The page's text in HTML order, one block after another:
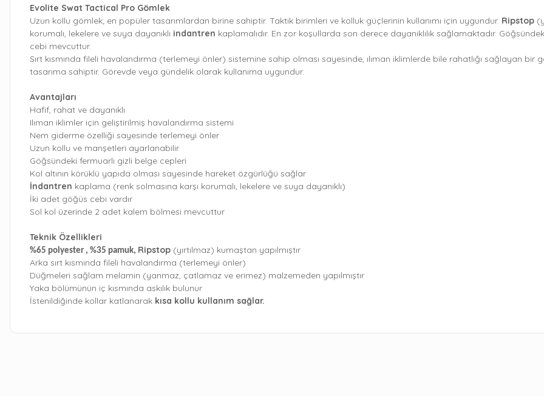
Evolite Swat Tactical Pro Gömlek
Uzun kollu gömlek; en popüler tasarımlardan birine sahiptir. Taktik birimleri ve kolluk güçlerinin kullanımı için uygundur. Ripstop
korumalı, lekelere ve suya dayanıklı indantren kaplamalıdır. En zor koşullarda son derece dayanıklılık sağlamaktadır.
cebi mevcuttur.
Sırt kısmında fileli havalandırma (terlemeyi önler) sistemine sahip olması sayesinde, ılıman iklimlerde bile rahatlığı sağlayan
tasarıma sahiptir. Görevde veya gündelik olarak kullanıma uygundur.
Avantajları
Hafif, rahat ve dayanıklı
Ilıman iklimler için geliştirilmiş havalandırma sistemi
Nem giderme özelliği sayesinde terlemeyi önler
Uzun kollu ve manşetleri ayarlanabilir
Göğsündeki fermuarlı gizli belge cepleri
Kol altının körüklü yapıda olması sayesinde hareket özgürlüğü sağlar
İndantren kaplama (renk solmasına karşı korumalı, lekelere ve suya dayanıklı)
İki adet göğüs cebi vardır
Sol kol üzerinde 2 adet kalem bölmesi mevcuttur
Teknik Özellikleri
%65 polyester , %35 pamuk, Ripstop (yırtılmaz) kumaştan yapılmıştır
Arka sırt kısmında fileli havalandırma (terlemeyi önler)
Düğmeleri sağlam melamin (yanmaz, çatlamaz ve erimez) malzemeden yapılmıştır
Yaka bölümünün iç kısmında askılık bulunur
İstenildiğinde kollar katlanarak kısa kollu kullanım sağlar.